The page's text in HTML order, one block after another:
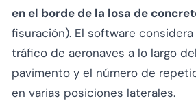
en el borde de la losa de
fisuración). El software
tráfico de aeronaves a lo largo
pavimento y el número de
en varias posiciones laterales.